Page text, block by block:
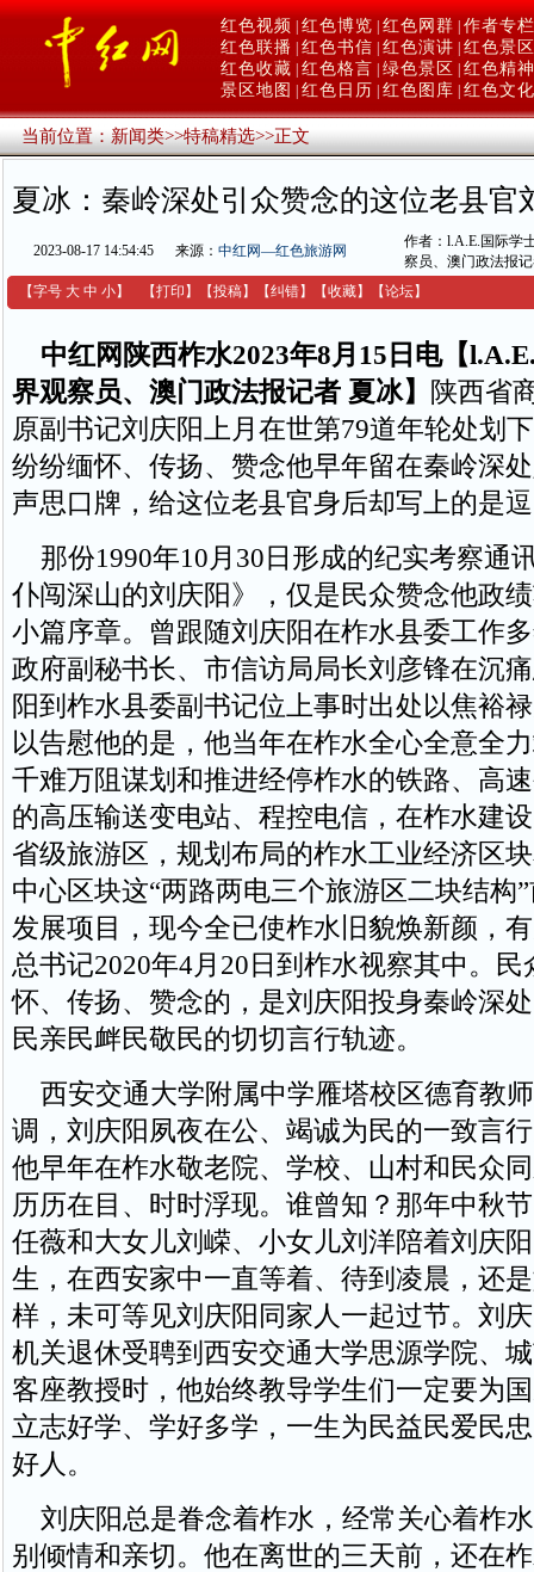
红色视频 红色博览 红色网群 作者专栏
红色联播 红色书信 红色演讲 红色景区
红色收藏 红色格言 绿色景区
红色精神
景区地图
红色日历 红色图库 红色文化
当前位置：新闻类>>特稿精选>>正文
夏冰：秦岭深处引众赞念的这位老县官
2023-08-17 14:54:45 来源： 中红网—红色旅游网
作者：l.A.E.国际学
察员、澳门政法报
【字号 大 中 小】 【打印 】 【投稿】 【纠错】 【收藏】 【论坛】
中红网陕西柞水2023年8月15日电【
界观察员、澳门政法报记者 夏冰】
陕西省
原副书记刘庆阳上月在世第79道年轮处划
纷纷缅怀、传扬、赞念他早年留在秦岭深
声思口牌，给这位老县官身后却写上的是
那份1990年10月30日形成的纪实考察通
仆闯深山的刘庆阳》，仅是民众赞念他政
小篇序章。曾跟随刘庆阳在柞水县委工作
政府副秘书长、市信访局局长刘彦锋在沉
阳到柞水县委副书记位上事时出处以焦裕
以告慰他的是，他当年在柞水全心全意全
千难万阻谋划和推进经停柞水的铁路、高
的高压输送变电站、程控电信，在柞水建
省级旅游区，规划布局的柞水工业经济区
中心区块这“两路两电三个旅游区二块结构
发展项目，现今全已使柞水旧貌焕新颜，
总书记2020年4月20日到柞水视察其中。民
怀、传扬、赞念的，是刘庆阳投身秦岭深
民亲民衅民敬民的切切言行轨迹。
西安交通大学附属中学雁塔校区德育教
调，刘庆阳夙夜在公、竭诚为民的一致言
他早年在柞水敬老院、学校、山村和民众
历历在目、时时浮现。谁曾知？那年中秋
任薇和大女儿刘嵘、小女儿刘洋陪着刘庆
生，在西安家中一直等着、待到凌晨，还
样，未可等见刘庆阳同家人一起过节。刘
机关退休受聘到西安交通大学思源学院、
客座教授时，他始终教导学生们一定要为
立志好学、学好多学，一生为民益民爱民
好人。
刘庆阳总是眷念着柞水，经常关心着柞
别倾情和亲切。他在离世的三天前，还在